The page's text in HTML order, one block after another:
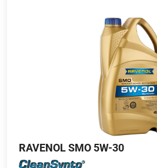
RAVENOL SMO 5W-30